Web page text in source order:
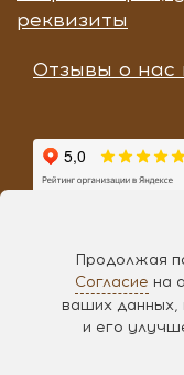
реквизиты
Отзывы о
Разработка «
Продолжая
Согласие на
ваших данных,
и его